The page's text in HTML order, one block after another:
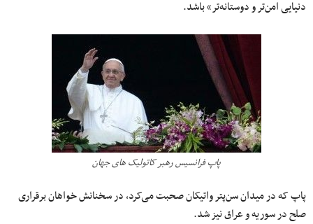
دنیایی امن‌تر و دوستانه‌تر» باشد.
پاپ فرانسیس رهبر کاتولیک های جهان
پاپ که در میدان سن‌پتر واتیکان صحبت می‌کرد، در سخنانش خواهان برقراری
صلح در سوریه و عراق نیز شد.